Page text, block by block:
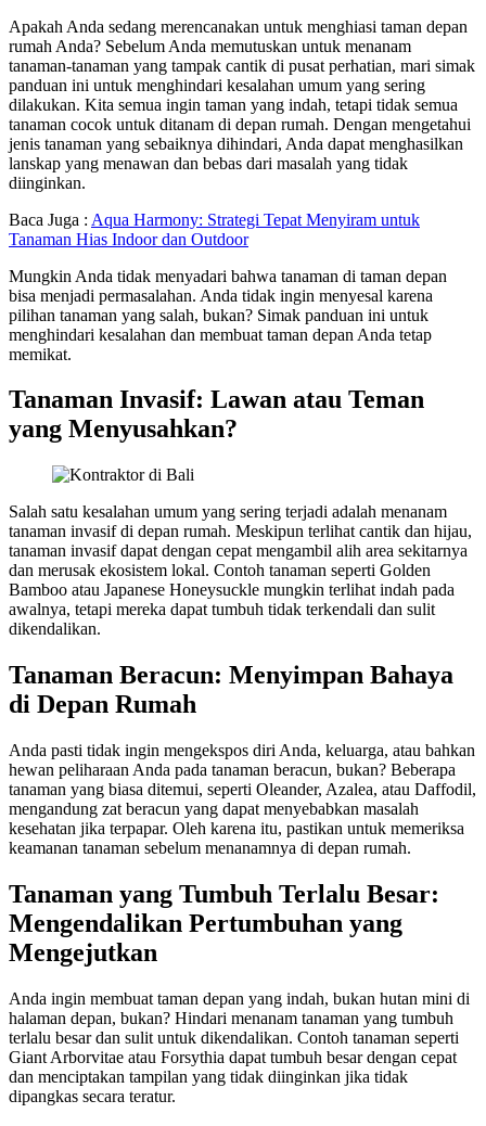
Apakah Anda sedang merencanakan untuk menghiasi taman depan
rumah Anda? Sebelum Anda memutuskan untuk menanam
tanaman-tanaman yang tampak cantik di pusat perhatian, mari simak
panduan ini untuk menghindari kesalahan umum yang sering
dilakukan. Kita semua ingin taman yang indah, tetapi tidak semua
tanaman cocok untuk ditanam di depan rumah. Dengan mengetahui
jenis tanaman yang sebaiknya dihindari, Anda dapat menghasilkan
lanskap yang menawan dan bebas dari masalah yang tidak
diinginkan.
Baca Juga : Aqua Harmony: Strategi Tepat Menyiram untuk
Tanaman Hias Indoor dan Outdoor
Mungkin Anda tidak menyadari bahwa tanaman di taman depan
bisa menjadi permasalahan. Anda tidak ingin menyesal karena
pilihan tanaman yang salah, bukan? Simak panduan ini untuk
menghindari kesalahan dan membuat taman depan Anda tetap
memikat.
Tanaman Invasif: Lawan atau Teman
yang Menyusahkan?
Salah satu kesalahan umum yang sering terjadi adalah menanam
tanaman invasif di depan rumah. Meskipun terlihat cantik dan hijau,
tanaman invasif dapat dengan cepat mengambil alih area sekitarnya
dan merusak ekosistem lokal. Contoh tanaman seperti Golden
Bamboo atau Japanese Honeysuckle mungkin terlihat indah pada
awalnya, tetapi mereka dapat tumbuh tidak terkendali dan sulit
dikendalikan.
Tanaman Beracun: Menyimpan Bahaya
di Depan Rumah
Anda pasti tidak ingin mengekspos diri Anda, keluarga, atau bahkan
hewan peliharaan Anda pada tanaman beracun, bukan? Beberapa
tanaman yang biasa ditemui, seperti Oleander, Azalea, atau Daffodil,
mengandung zat beracun yang dapat menyebabkan masalah
kesehatan jika terpapar. Oleh karena itu, pastikan untuk memeriksa
keamanan tanaman sebelum menanamnya di depan rumah.
Tanaman yang Tumbuh Terlalu Besar:
Mengendalikan Pertumbuhan yang
Mengejutkan
Anda ingin membuat taman depan yang indah, bukan hutan mini di
halaman depan, bukan? Hindari menanam tanaman yang tumbuh
terlalu besar dan sulit untuk dikendalikan. Contoh tanaman seperti
Giant Arborvitae atau Forsythia dapat tumbuh besar dengan cepat
dan menciptakan tampilan yang tidak diinginkan jika tidak
dipangkas secara teratur.